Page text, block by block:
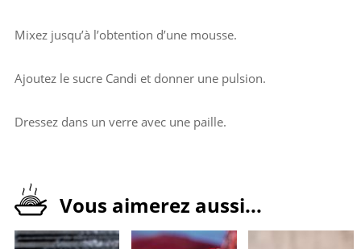
Mixez jusqu’à l’obtention d’une mousse.
Ajoutez le sucre Candi et donner une pulsion.
Dressez dans un verre avec une paille.
Vous aimerez aussi...